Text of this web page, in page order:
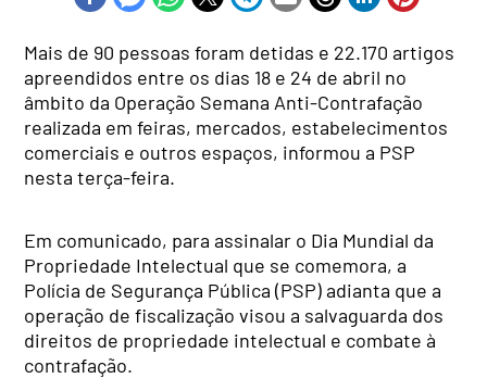
Mais de 90 pessoas foram detidas e 22.170 artigos
apreendidos entre os dias 18 e 24 de abril no
âmbito da Operação Semana Anti-Contrafação
realizada em feiras, mercados, estabelecimentos
comerciais e outros espaços, informou a PSP
nesta terça-feira.
Em comunicado, para assinalar o Dia Mundial da
Propriedade Intelectual que se comemora, a
Polícia de Segurança Pública (PSP) adianta que a
operação de fiscalização visou a salvaguarda dos
direitos de propriedade intelectual e combate à
contrafação.